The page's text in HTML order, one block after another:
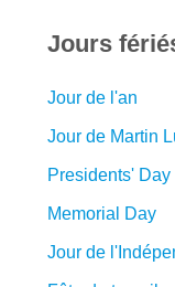
Jours
Jour de l'an
Jour de Martin
Memorial Day
Jour de